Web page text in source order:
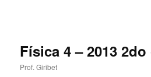
Física 4 – 2013
Prof. Giribet